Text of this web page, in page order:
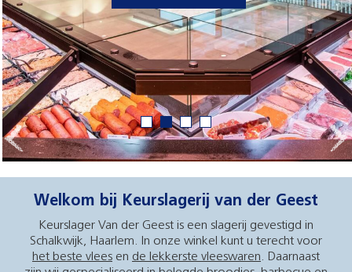
Welkom bij Keurslagerij van der Geest
Keurslager Van der Geest is een slagerij gevestigd in
Schalkwijk, Haarlem. In onze winkel kunt u terecht voor
het beste vlees en de lekkerste vleeswaren. Daarnaast